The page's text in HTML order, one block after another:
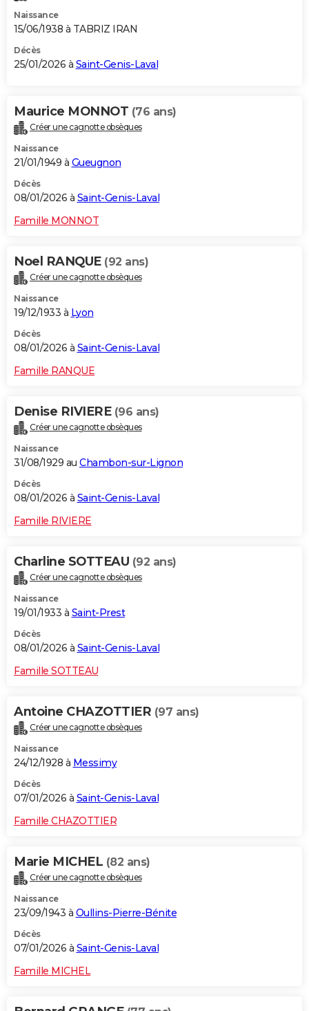
Naissance
15/06/1938 à TABRIZ IRAN
Décès
25/01/2026 à Saint-Genis-Laval
Maurice MONNOT (76 ans)
Créer une cagnotte obsèques
Naissance
21/01/1949 à Gueugnon
Décès
08/01/2026 à Saint-Genis-Laval
Famille MONNOT
Noel RANQUE (92 ans)
Créer une cagnotte obsèques
Naissance
19/12/1933 à Lyon
Décès
08/01/2026 à Saint-Genis-Laval
Famille RANQUE
Denise RIVIERE (96 ans)
Créer une cagnotte obsèques
Naissance
31/08/1929 au Chambon-sur-Lignon
Décès
08/01/2026 à Saint-Genis-Laval
Famille RIVIERE
Charline SOTTEAU (92 ans)
Créer une cagnotte obsèques
Naissance
19/01/1933 à Saint-Prest
Décès
08/01/2026 à Saint-Genis-Laval
Famille SOTTEAU
Antoine CHAZOTTIER (97 ans)
Créer une cagnotte obsèques
Naissance
24/12/1928 à Messimy
Décès
07/01/2026 à Saint-Genis-Laval
Famille CHAZOTTIER
Marie MICHEL (82 ans)
Créer une cagnotte obsèques
Naissance
23/09/1943 à Oullins-Pierre-Bénite
Décès
07/01/2026 à Saint-Genis-Laval
Famille MICHEL